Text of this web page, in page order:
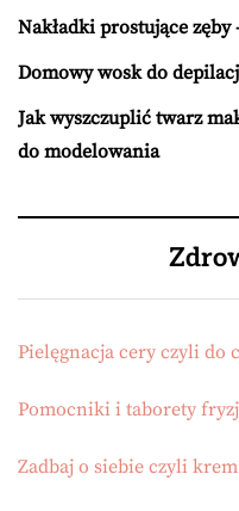
Nakładki prostujące
Domowy wosk do
Jak wyszczuplić twarz
do modelowania
Pielęgnacja cery czyli do
Pomocniki i taborety
Zadbaj o siebie czyli